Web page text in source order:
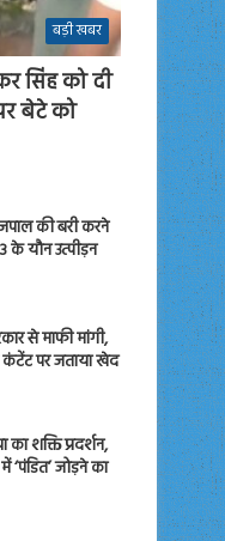
बड़ी खबर
सिंह को दी
बेटे को
की बरी करने
यौन उत्पीड़न
से माफी मांगी,
पर जताया खेद
का शक्ति प्रदर्शन,
जोड़ने का